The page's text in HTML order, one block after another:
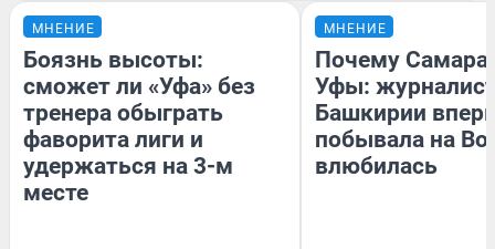
МНЕНИЕ
Боязнь высоты:
сможет ли «Уфа» без
тренера обыграть
фаворита лиги и
удержаться на 3-м
месте
МНЕНИЕ
Почему Самара
Уфы:
Башкирии
побывала на
влюбилась